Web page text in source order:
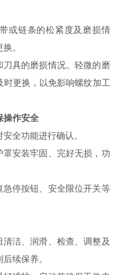
链条的松紧度及磨损情
。
具的磨损情况。轻微的磨
更换，以免影响螺纹加工
操作安全
全功能进行确认。
安装牢固、完好无损，功
停按钮、安全限位开关等
洁、润滑、检查、调整及
续保养。